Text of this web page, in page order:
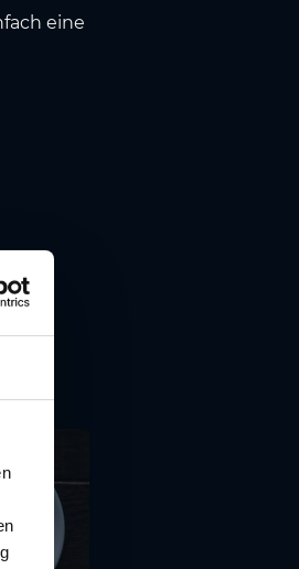
eine